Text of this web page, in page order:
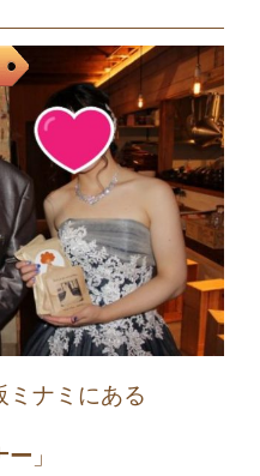
ミナミにある
ー 」